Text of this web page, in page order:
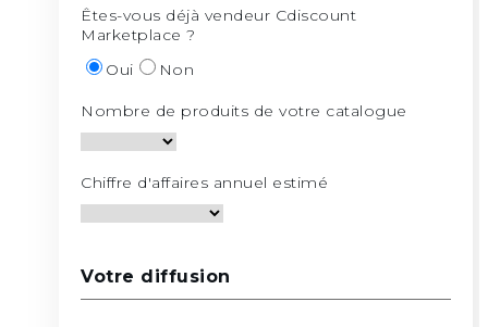
Êtes-vous déjà vendeur Cdiscount
Marketplace ?
Oui
Non
Nombre de produits de votre catalogue
Chiffre d'affaires annuel estimé
Votre diffusion